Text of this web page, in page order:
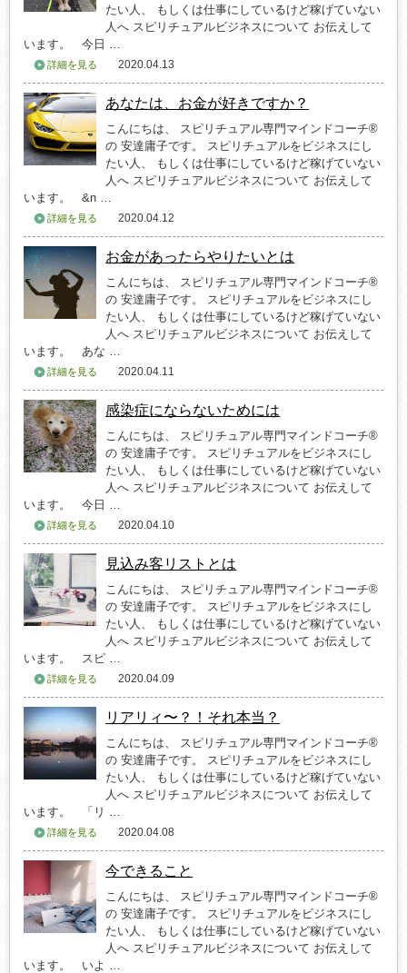
たい人、 もしくは仕事にしているけど稼げていない
人へ スピリチュアルビジネスについて お伝えして
います。 今日 …
詳細を見る 2020.04.13
あなたは、お金が好きですか？
こんにちは、 スピリチュアル専門マインドコーチ®
の 安達庸子です。 スピリチュアルをビジネスにし
たい人、 もしくは仕事にしているけど稼げていない
人へ スピリチュアルビジネスについて お伝えして
います。 &n …
詳細を見る 2020.04.12
お金があったらやりたいとは
こんにちは、 スピリチュアル専門マインドコーチ®
の 安達庸子です。 スピリチュアルをビジネスにし
たい人、 もしくは仕事にしているけど稼げていない
人へ スピリチュアルビジネスについて お伝えして
います。 あな …
詳細を見る 2020.04.11
感染症にならないためには
こんにちは、 スピリチュアル専門マインドコーチ®
の 安達庸子です。 スピリチュアルをビジネスにし
たい人、 もしくは仕事にしているけど稼げていない
人へ スピリチュアルビジネスについて お伝えして
います。 今日 …
詳細を見る 2020.04.10
見込み客リストとは
こんにちは、 スピリチュアル専門マインドコーチ®
の 安達庸子です。 スピリチュアルをビジネスにし
たい人、 もしくは仕事にしているけど稼げていない
人へ スピリチュアルビジネスについて お伝えして
います。 スピ …
詳細を見る 2020.04.09
リアリィ〜？！それ本当？
こんにちは、 スピリチュアル専門マインドコーチ®
の 安達庸子です。 スピリチュアルをビジネスにし
たい人、 もしくは仕事にしているけど稼げていない
人へ スピリチュアルビジネスについて お伝えして
います。 「リ …
詳細を見る 2020.04.08
今できること
こんにちは、 スピリチュアル専門マインドコーチ®
の 安達庸子です。 スピリチュアルをビジネスにし
たい人、 もしくは仕事にしているけど稼げていない
人へ スピリチュアルビジネスについて お伝えして
います。 いよ …